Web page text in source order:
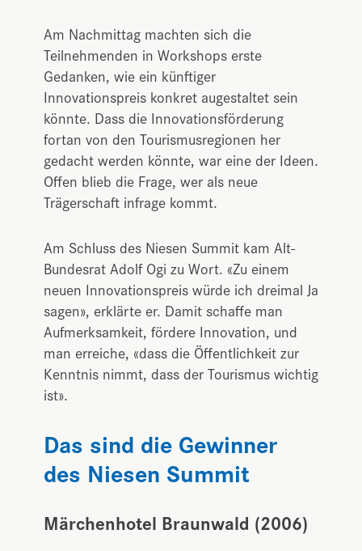
Am Nachmittag machten sich die
Teilnehmenden in Workshops erste
Gedanken, wie ein künftiger
Innovationspreis konkret augestaltet sein
könnte. Dass die Innovationsförderung
fortan von den Tourismusregionen her
gedacht werden könnte, war eine der Ideen.
Offen blieb die Frage, wer als neue
Trägerschaft infrage kommt.
Am Schluss des Niesen Summit kam Alt-
Bundesrat Adolf Ogi zu Wort. «Zu einem
neuen Innovationspreis würde ich dreimal Ja
sagen», erklärte er. Damit schaffe man
Aufmerksamkeit, fördere Innovation, und
man erreiche, «dass die Öffentlichkeit zur
Kenntnis nimmt, dass der Tourismus wichtig
ist».
Das sind die Gewinner
des Niesen Summit
Märchenhotel Braunwald (2006)